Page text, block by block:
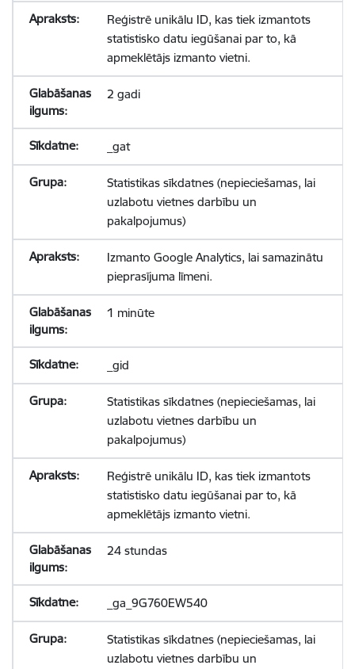
Reģistrē unikālu ID, kas tiek izmantots
statistisko datu iegūšanai par to, kā
apmeklētājs izmanto vietni.
2 gadi
_gat
Statistikas sīkdatnes (nepieciešamas, lai
uzlabotu vietnes darbību un
pakalpojumus)
Izmanto Google Analytics, lai samazinātu
pieprasījuma līmeni.
1 minūte
_gid
Statistikas sīkdatnes (nepieciešamas, lai
uzlabotu vietnes darbību un
pakalpojumus)
Reģistrē unikālu ID, kas tiek izmantots
statistisko datu iegūšanai par to, kā
apmeklētājs izmanto vietni.
24 stundas
_ga_9G760EW540
Statistikas sīkdatnes (nepieciešamas, lai
uzlabotu vietnes darbību un